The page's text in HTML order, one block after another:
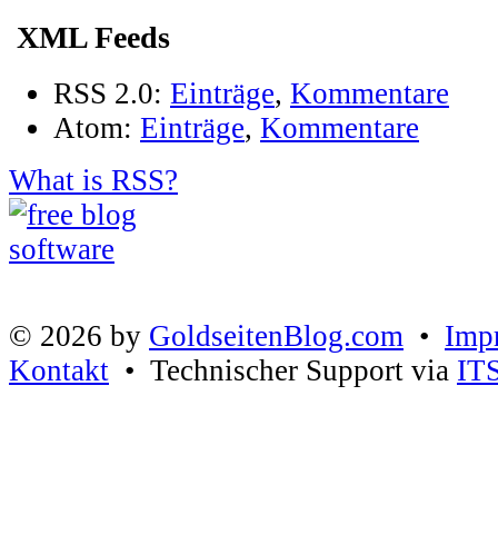
XML Feeds
RSS 2.0: Einträge, Kommentare
Atom: Einträge, Kommentare
What is RSS?
© 2026 by GoldseitenBlog.com •
Kontakt • Technischer Support via